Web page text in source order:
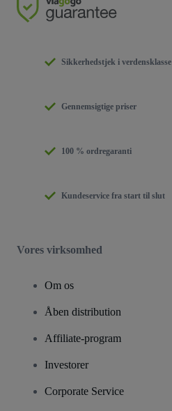
Sikkerhedstjek i verdensklasse
Gennemsigtige priser
100 % ordregaranti
Kundeservice fra start til slut
Vores virksomhed
Om os
Åben distribution
Affiliate-program
Investorer
Corporate Service